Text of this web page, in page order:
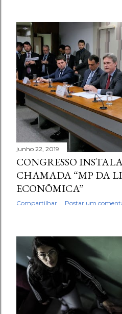
junho 22, 2019
CONGRESSO
CHAMADA “MP DA
ECONÔMICA”
Compartilhar Postar um